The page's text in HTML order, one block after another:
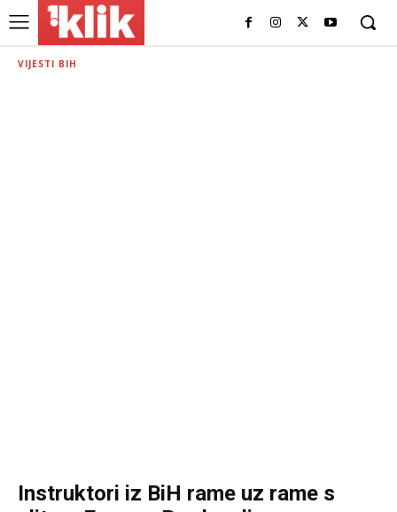
VIJESTI BIH
Instruktori iz BiH rame uz rame s